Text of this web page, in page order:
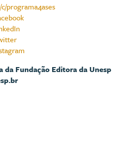
programa4ases
da Fundação Editora da Unesp